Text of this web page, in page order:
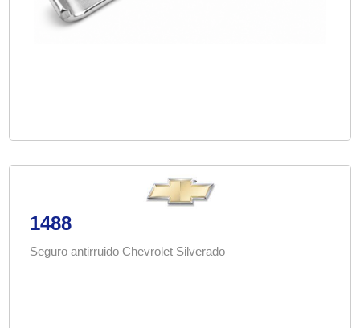
1488
Seguro antirruido Chevrolet Silverado